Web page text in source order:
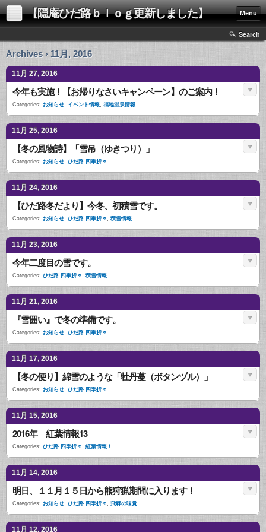
【隠庵ひだ路ｂｌｏｇ更新しました】 Menu
Search
Archives › 11月, 2016
11月 27, 2016
今年も実施！【お帰りなさいキャンペーン】のご案内！
Categories: お知らせ, イベント情報, 福地温泉情報
11月 25, 2016
【冬の風物詩】「雪吊（ゆきつり）」
Categories: お知らせ, ひだ路 四季折々
11月 24, 2016
【ひだ路冬だより】今冬、初積雪です。
Categories: お知らせ, ひだ路 四季折々, 積雪情報
11月 23, 2016
今年二度目の雪です。
Categories: ひだ路 四季折々, 積雪情報
11月 21, 2016
『雪囲い』で冬の準備です。
Categories: お知らせ, ひだ路 四季折々
11月 17, 2016
【冬の便り】綿雪のような「牡丹蔓（ボタンヅル）」
Categories: お知らせ, ひだ路 四季折々
11月 15, 2016
2016年 紅葉情報13
Categories: ひだ路 四季折々, 紅葉情報！
11月 14, 2016
明日、１１月１５日から熊狩猟期間に入ります！
Categories: お知らせ, ひだ路 四季折々, 飛騨の味覚
11月 12, 2016